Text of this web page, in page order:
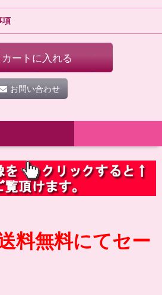
項
カートに入れる
お問い合わせ
料無料にてセー